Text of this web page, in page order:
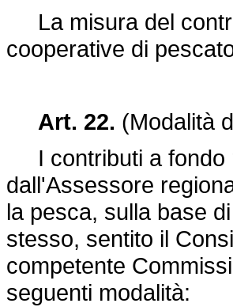
La misura del
cooperative di
Art. 22. (Modalità
I contributi a fondo
dall'Assessore
la pesca, sulla base
stesso, sentito il
competente
seguenti modalità: